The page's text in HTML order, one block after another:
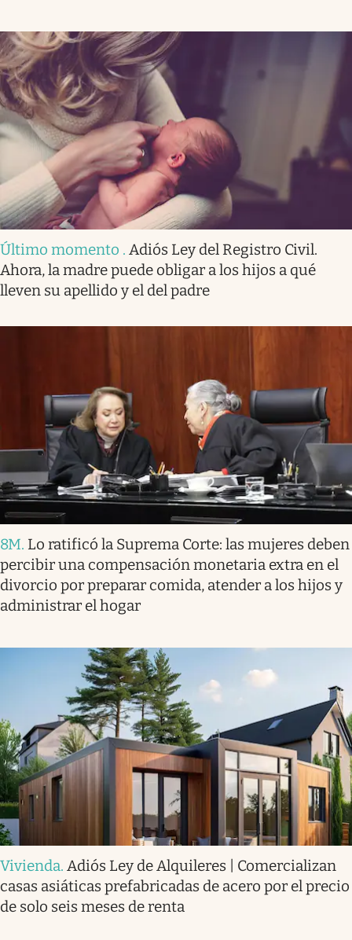
Último momento . Adiós Ley del Registro Civil.
Ahora, la madre puede obligar a los hijos a qué
lleven su apellido y el del padre
8M. Lo ratificó la Suprema Corte: las mujeres deben
percibir una compensación monetaria extra en el
divorcio por preparar comida, atender a los hijos y
administrar el hogar
Vivienda. Adiós Ley de Alquileres | Comercializan
casas asiáticas prefabricadas de acero por el precio
de solo seis meses de renta